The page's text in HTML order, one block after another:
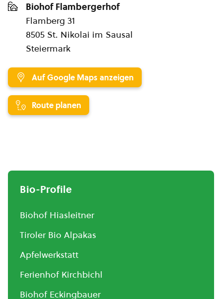
Biohof Flambergerhof
Flamberg 31
8505 St. Nikolai im Sausal
Steiermark
Auf Google Maps anzeigen
Route planen
Bio-Profile
Biohof Hiasleitner
Tiroler Bio Alpakas
Apfelwerkstatt
Ferienhof Kirchbichl
Biohof Eckingbauer